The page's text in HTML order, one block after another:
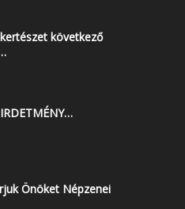
következő
Önöket Népzenei